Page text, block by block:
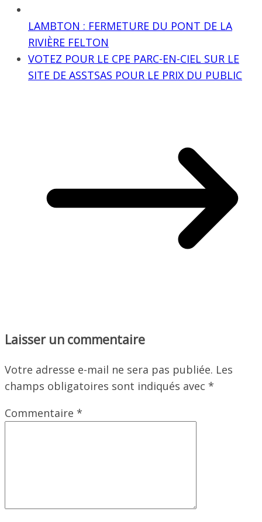
LAMBTON : FERMETURE DU PONT DE LA
RIVIÈRE FELTON
VOTEZ POUR LE CPE PARC-EN-CIEL SUR LE
SITE DE ASSTSAS POUR LE PRIX DU PUBLIC
Laisser un commentaire
Votre adresse e-mail ne sera pas publiée. Les
champs obligatoires sont indiqués avec *
Commentaire *